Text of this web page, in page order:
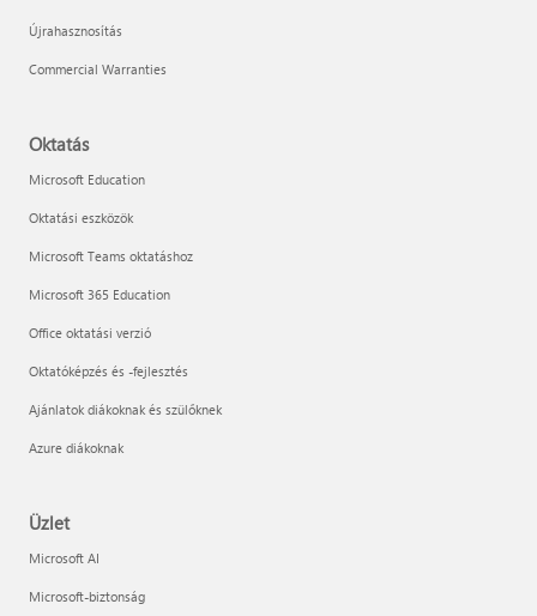
Újrahasznosítás
Commercial Warranties
Oktatás
Microsoft Education
Oktatási eszközök
Microsoft Teams oktatáshoz
Microsoft 365 Education
Office oktatási verzió
Oktatóképzés és -fejlesztés
Ajánlatok diákoknak és szülőknek
Azure diákoknak
Üzlet
Microsoft AI
Microsoft-biztonság